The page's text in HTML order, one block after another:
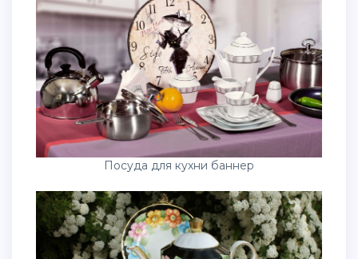
Посуда для кухни баннер